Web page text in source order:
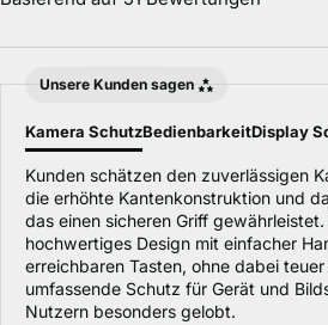
Unsere Kunden sagen
Kamera SchutzBedienbarkeitDisplay
Kunden schätzen den zuverlässigen
die erhöhte Kantenkonstruktion und
das einen sicheren Griff
hochwertiges Design mit einfacher
erreichbaren Tasten, ohne dabei
umfassende Schutz für Gerät und
Nutzern besonders gelobt.